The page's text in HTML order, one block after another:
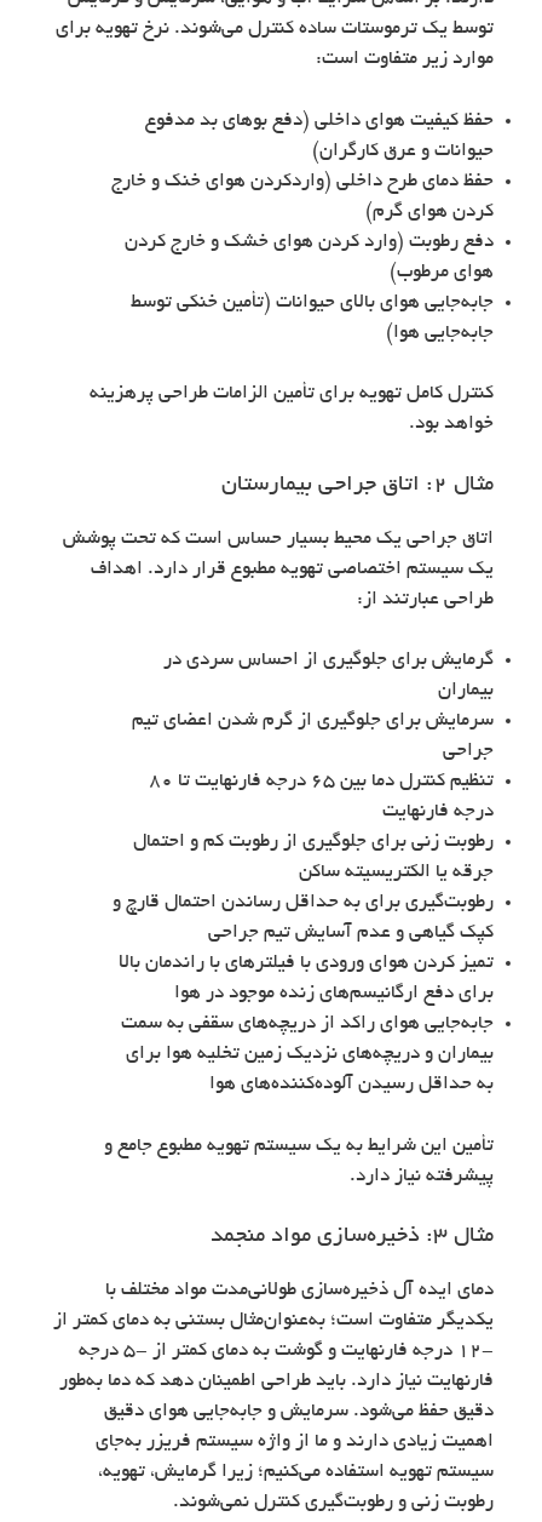
توسط یک ترموستات ساده کنترل می‌شوند. نرخ تهویه برای
موارد زیر متفاوت است:
حفظ کیفیت هوای داخلی (دفع بوهای بد مدفوع
حیوانات و عرق کارگران)
حفظ دمای طرح داخلی (واردکردن هوای خنک و خارج
کردن هوای گرم)
دفع رطوبت (وارد کردن هوای خشک و خارج کردن
هوای مرطوب)
جابه‌جایی هوای بالای حیوانات (تأمین خنکی توسط
جابه‌جایی هوا)
کنترل کامل تهویه برای تأمین الزامات طراحی پرهزینه
خواهد بود.
مثال ۲: اتاق جراحی بیمارستان
اتاق جراحی یک محیط بسیار حساس است که تحت پوشش
یک سیستم اختصاصی تهویه مطبوع قرار دارد. اهداف
طراحی عبارتند از:
گرمایش برای جلوگیری از احساس سردی در
بیماران
سرمایش برای جلوگیری از گرم شدن اعضای تیم
جراحی
تنظیم کنترل دما بین ۶۵ درجه فارنهایت تا ۸۰
درجه فارنهایت
رطوبت زنی برای جلوگیری از رطوبت کم و احتمال
جرقه یا الکتریسیته ساکن
رطوبت‌گیری برای به حداقل رساندن احتمال قارچ و
کپک گیاهی و عدم آسایش تیم جراحی
تمیز کردن هوای ورودی با فیلترهای با راندمان بالا
برای دفع ارگانیسم‌های زنده موجود در هوا
جابه‌جایی هوای راکد از دریچه‌های سقفی به سمت
بیماران و دریچه‌های نزدیک زمین تخلیه هوا برای
به حداقل رسیدن آلوده‌کننده‌های هوا
تأمین این شرایط به یک سیستم تهویه مطبوع جامع و
پیشرفته نیاز دارد.
مثال ۳: ذخیره‌سازی مواد منجمد
دمای ایده آل ذخیره‌سازی طولانی‌مدت مواد مختلف با
یکدیگر متفاوت است؛ به‌عنوان‌مثال بستنی به دمای کمتر از
-۱۲ درجه فارنهایت و گوشت به دمای کمتر از -۵ درجه
فارنهایت نیاز دارد. باید طراحی اطمینان دهد که دما به‌طور
دقیق حفظ می‌شود. سرمایش و جابه‌جایی هوای دقیق
اهمیت زیادی دارند و ما از واژه سیستم فریزر به‌جای
سیستم تهویه استفاده می‌کنیم؛ زیرا گرمایش، تهویه،
رطوبت زنی و رطوبت‌گیری کنترل نمی‌شوند.